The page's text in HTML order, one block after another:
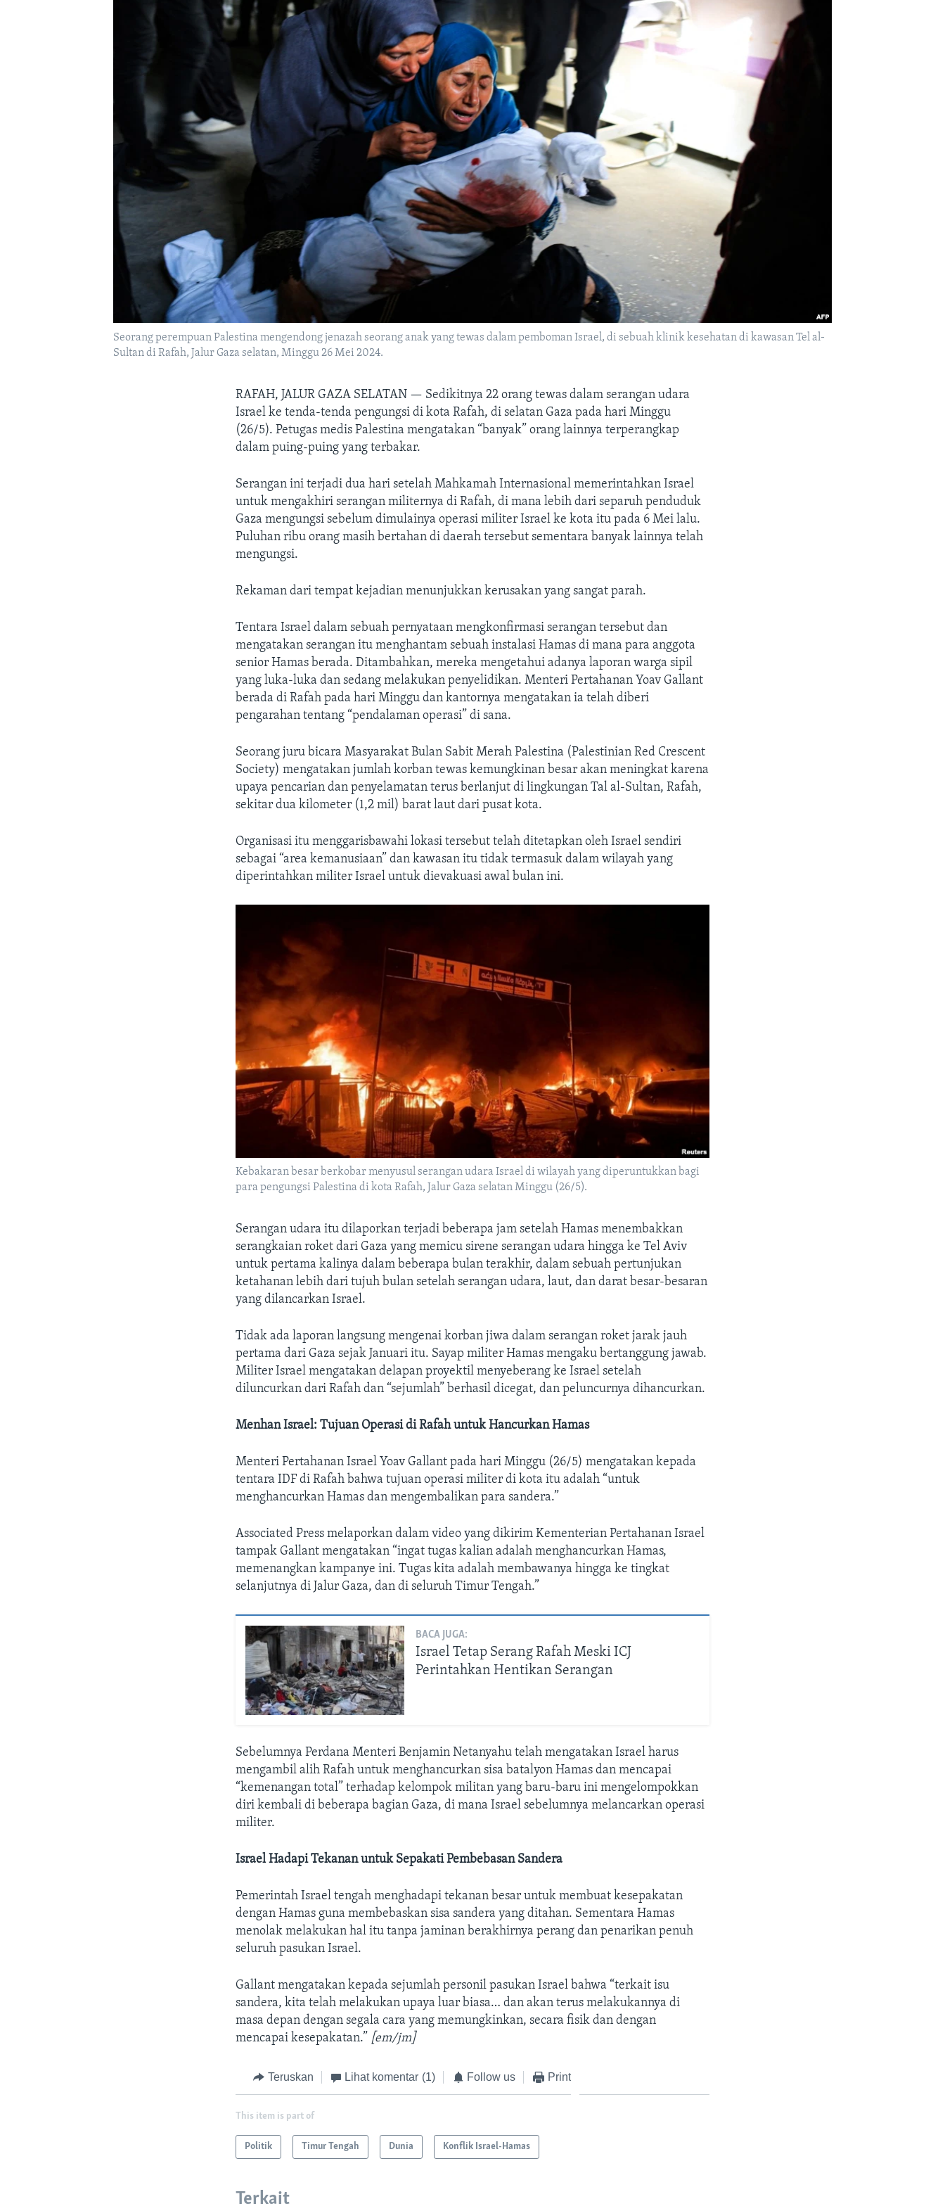
Seorang perempuan Palestina mengendong jenazah seorang anak yang tewas dalam pemboman Israel, di sebuah klinik kesehatan di kawasan Tel al-
Sultan di Rafah, Jalur Gaza selatan, Minggu 26 Mei 2024.
RAFAH, JALUR GAZA SELATAN — Sedikitnya 22 orang tewas dalam serangan udara
Israel ke tenda-tenda pengungsi di kota Rafah, di selatan Gaza pada hari Minggu
(26/5). Petugas medis Palestina mengatakan “banyak” orang lainnya terperangkap
dalam puing-puing yang terbakar.
Serangan ini terjadi dua hari setelah Mahkamah Internasional memerintahkan Israel
untuk mengakhiri serangan militernya di Rafah, di mana lebih dari separuh penduduk
Gaza mengungsi sebelum dimulainya operasi militer Israel ke kota itu pada 6 Mei lalu.
Puluhan ribu orang masih bertahan di daerah tersebut sementara banyak lainnya telah
mengungsi.
Rekaman dari tempat kejadian menunjukkan kerusakan yang sangat parah.
Tentara Israel dalam sebuah pernyataan mengkonfirmasi serangan tersebut dan
mengatakan serangan itu menghantam sebuah instalasi Hamas di mana para anggota
senior Hamas berada. Ditambahkan, mereka mengetahui adanya laporan warga sipil
yang luka-luka dan sedang melakukan penyelidikan. Menteri Pertahanan Yoav Gallant
berada di Rafah pada hari Minggu dan kantornya mengatakan ia telah diberi
pengarahan tentang “pendalaman operasi” di sana.
Seorang juru bicara Masyarakat Bulan Sabit Merah Palestina (Palestinian Red Crescent
Society) mengatakan jumlah korban tewas kemungkinan besar akan meningkat karena
upaya pencarian dan penyelamatan terus berlanjut di lingkungan Tal al-Sultan, Rafah,
sekitar dua kilometer (1,2 mil) barat laut dari pusat kota.
Organisasi itu menggarisbawahi lokasi tersebut telah ditetapkan oleh Israel sendiri
sebagai “area kemanusiaan” dan kawasan itu tidak termasuk dalam wilayah yang
diperintahkan militer Israel untuk dievakuasi awal bulan ini.
Kebakaran besar berkobar menyusul serangan udara Israel di wilayah yang diperuntukkan bagi
para pengungsi Palestina di kota Rafah, Jalur Gaza selatan Minggu (26/5).
Serangan udara itu dilaporkan terjadi beberapa jam setelah Hamas menembakkan
serangkaian roket dari Gaza yang memicu sirene serangan udara hingga ke Tel Aviv
untuk pertama kalinya dalam beberapa bulan terakhir, dalam sebuah pertunjukan
ketahanan lebih dari tujuh bulan setelah serangan udara, laut, dan darat besar-besaran
yang dilancarkan Israel.
Tidak ada laporan langsung mengenai korban jiwa dalam serangan roket jarak jauh
pertama dari Gaza sejak Januari itu. Sayap militer Hamas mengaku bertanggung jawab.
Militer Israel mengatakan delapan proyektil menyeberang ke Israel setelah
diluncurkan dari Rafah dan “sejumlah” berhasil dicegat, dan peluncurnya dihancurkan.
Menhan Israel: Tujuan Operasi di Rafah untuk Hancurkan Hamas
Menteri Pertahanan Israel Yoav Gallant pada hari Minggu (26/5) mengatakan kepada
tentara IDF di Rafah bahwa tujuan operasi militer di kota itu adalah “untuk
menghancurkan Hamas dan mengembalikan para sandera.”
Associated Press melaporkan dalam video yang dikirim Kementerian Pertahanan Israel
tampak Gallant mengatakan “ingat tugas kalian adalah menghancurkan Hamas,
memenangkan kampanye ini. Tugas kita adalah membawanya hingga ke tingkat
selanjutnya di Jalur Gaza, dan di seluruh Timur Tengah.”
BACA JUGA:
Israel Tetap Serang Rafah Meski ICJ
Perintahkan Hentikan Serangan
Sebelumnya Perdana Menteri Benjamin Netanyahu telah mengatakan Israel harus
mengambil alih Rafah untuk menghancurkan sisa batalyon Hamas dan mencapai
“kemenangan total” terhadap kelompok militan yang baru-baru ini mengelompokkan
diri kembali di beberapa bagian Gaza, di mana Israel sebelumnya melancarkan operasi
militer.
Israel Hadapi Tekanan untuk Sepakati Pembebasan Sandera
Pemerintah Israel tengah menghadapi tekanan besar untuk membuat kesepakatan
dengan Hamas guna membebaskan sisa sandera yang ditahan. Sementara Hamas
menolak melakukan hal itu tanpa jaminan berakhirnya perang dan penarikan penuh
seluruh pasukan Israel.
Gallant mengatakan kepada sejumlah personil pasukan Israel bahwa “terkait isu
sandera, kita telah melakukan upaya luar biasa… dan akan terus melakukannya di
masa depan dengan segala cara yang memungkinkan, secara fisik dan dengan
mencapai kesepakatan.” [em/jm]
Teruskan Lihat komentar (1) Follow us Print
This item is part of
Politik Timur Tengah Dunia Konflik Israel-Hamas
Terkait